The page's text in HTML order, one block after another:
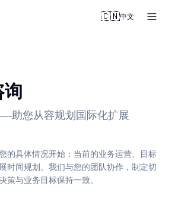
🇨🇳中文
询
助您从容规划国际化扩展
的具体情况开始：当前的业务运营、目标
时间规划。我们与您的团队协作，制定切
策与业务目标保持一致。